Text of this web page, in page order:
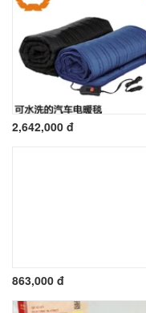
2,642,000 đ
863,000 đ